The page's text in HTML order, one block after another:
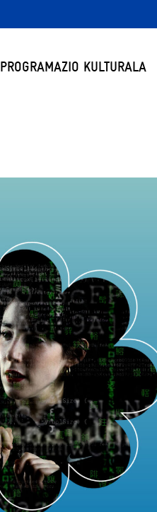
PROGRAMAZIO KULTURALA